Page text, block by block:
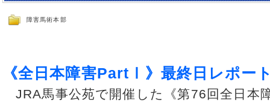
障害馬術本部
《全日本障害PartⅠ》最終日レポー
JRA馬事公苑で開催した《第76回全日本